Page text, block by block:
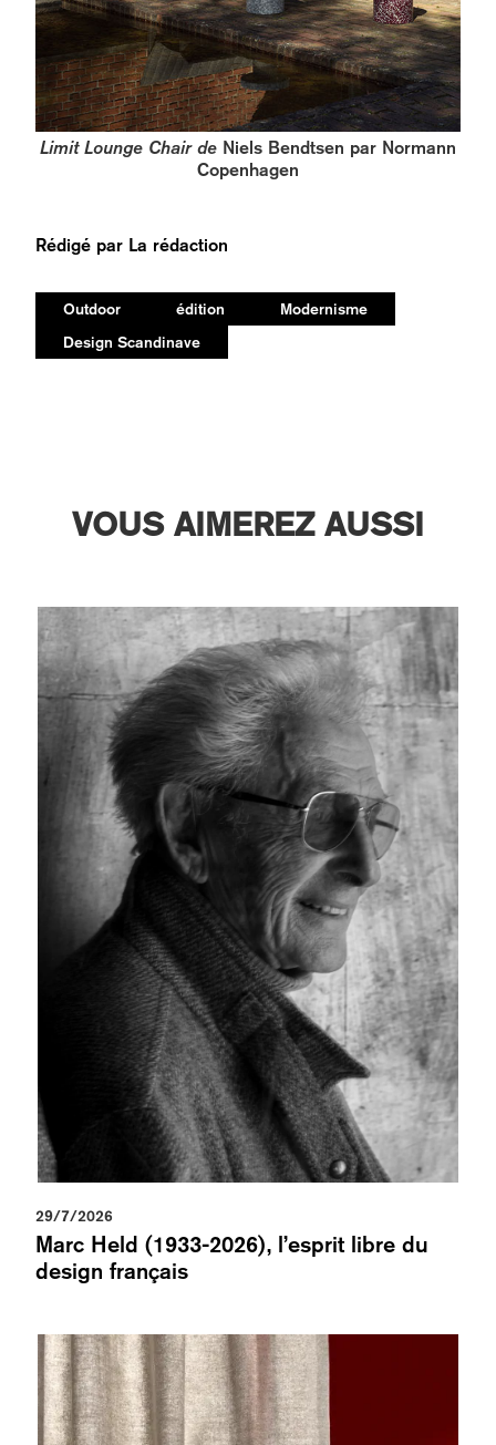
Limit Lounge Chair de Niels Bendtsen par Normann
Copenhagen
Rédigé par La rédaction
Outdoor édition
Modernisme
Design Scandinave
VOUS AIMEREZ AUSSI
29/7/2026
Marc Held (1933-2026), l’esprit libre du
design français